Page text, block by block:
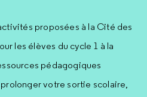
proposées à la Cité des
les élèves du cycle 1 à la
pédagogiques
votre sortie scolaire,